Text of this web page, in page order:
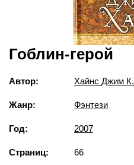
Гоблин-герой
Автор: Хайнс Джим К.
Жанр: Фэнтези
Год: 2007
Страниц: 66